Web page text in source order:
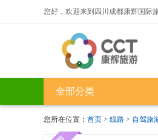
您好，欢迎来到四川成都康辉国际
全部分类
您所在位置： 首页 > 线路 > 自驾旅